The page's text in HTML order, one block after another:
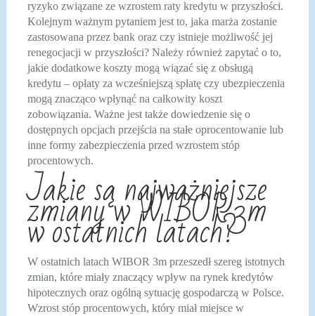
ryzyko związane ze wzrostem raty kredytu w przyszłości.
Kolejnym ważnym pytaniem jest to, jaka marża zostanie
zastosowana przez bank oraz czy istnieje możliwość jej
renegocjacji w przyszłości? Należy również zapytać o to,
jakie dodatkowe koszty mogą wiązać się z obsługą
kredytu – opłaty za wcześniejszą spłatę czy ubezpieczenia
mogą znacząco wpłynąć na całkowity koszt
zobowiązania. Ważne jest także dowiedzenie się o
dostępnych opcjach przejścia na stałe oprocentowanie lub
inne formy zabezpieczenia przed wzrostem stóp
procentowych.
Jakie są najważniejsze
zmiany w WIBOR 3m
w ostatnich latach?
W ostatnich latach WIBOR 3m przeszedł szereg istotnych
zmian, które miały znaczący wpływ na rynek kredytów
hipotecznych oraz ogólną sytuację gospodarczą w Polsce.
Wzrost stóp procentowych, który miał miejsce w